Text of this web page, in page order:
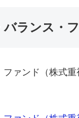
ランス・
ァンド（株式